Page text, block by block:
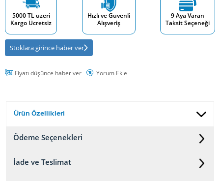
5000 TL üzeri
Kargo Ücretsiz
Hızlı ve Güvenli
Alışveriş
9 Aya Varan
Taksit Seçeneği
Stoklara girince haber ver
Fiyatı düşünce haber ver Yorum Ekle
Ürün Özellikleri
Ödeme Seçenekleri
İade ve Teslimat